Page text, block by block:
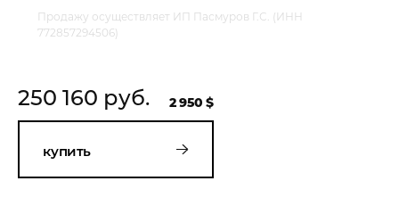
Продажу осуществляет ИП Пасмуров Г.С. (ИНН
772857294506)
250 160 руб. 2 950 $
купить